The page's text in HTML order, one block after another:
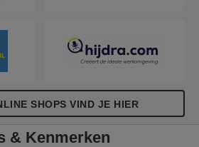
SHOPS VIND JE HIER
& Kenmerken